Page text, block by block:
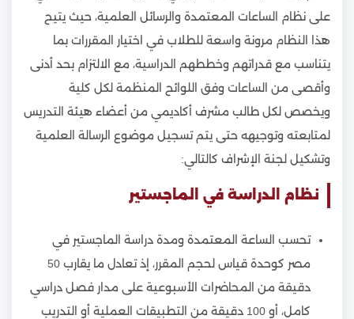
على نظام الساعات المعتمدة والرسائل العلمية، حيث يتيح
هذا النظام مرونة واسعة للطلاب في اختيار المقررات بما
يتناسب مع قدراتهم وخططهم الدراسية، مع الالتزام بحد أدنى
وأقصى من الساعات وفق اللوائح المنظمة لكل كلية
ويخصص لكل طالب مشرف أكاديمي من أعضاء هيئة التدريس
لمتابعته وتوجيهه حتى يتم تسجيل موضوع الرسالة العلمية
وتشكيل لجنة الإشراف كالتالي:
نظام الدراسة في الماجستير
تحسب الساعة المعتمدة ومدة دراسة الماجستير في
مصر كوحدة قياس لحجم المقرر، إذ تعادل ما يقارب 50
دقيقة من المحاضرات الأسبوعية على مدار فصل دراسي
كامل، أو 100 دقيقة من التطبيقات العملية أو التدريب